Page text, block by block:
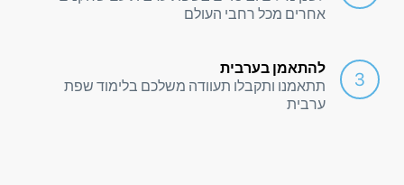
אחרים מכל רחבי העולם
להתאמן בערבית
תתאמנו ותקבלו תעוודה משלכם בלימוד שפת
ערבית